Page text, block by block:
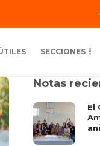
SECCIONES
Notas
El